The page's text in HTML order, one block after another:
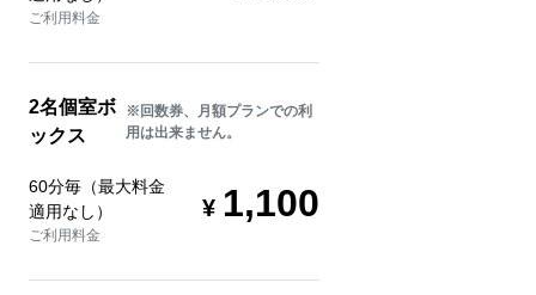
ご利用料金
2名個室ボ
ックス
※回数券、月額プランでの利
用は出来ません。
60分毎（最大料金
適用なし）
ご利用料金
1,100